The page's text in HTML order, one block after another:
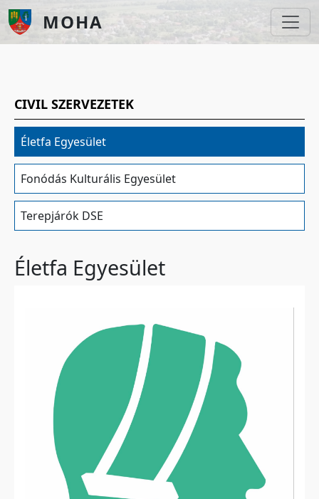
Ugrás a tartalomra
MOHA
CIVIL SZERVEZETEK
Életfa Egyesület
Fonódás Kulturális Egyesület
Terepjárók DSE
Életfa Egyesület